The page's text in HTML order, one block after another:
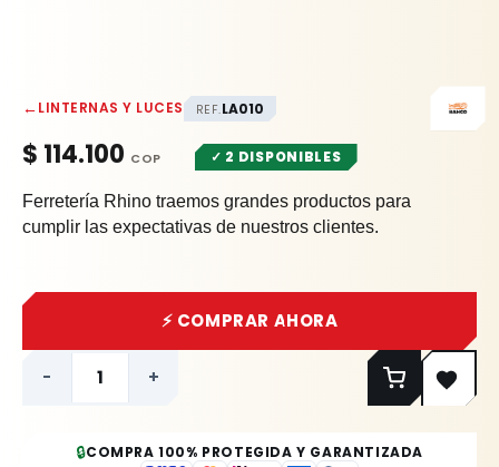
←LINTERNAS Y LUCES REF.LA010
$ 114.100 ✓ 2 DISPONIBLES
Ferretería Rhino traemos grandes productos para
cumplir las expectativas de nuestros clientes.
- +
⚡ COMPRAR AHORA
🔒COMPRA 100% PROTEGIDA Y GARANTIZADA